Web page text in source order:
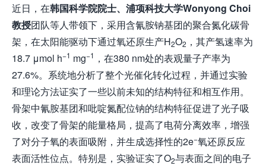
近日，在韩国科学院院士、 浦项科技大学Wonyong Choi
教授团队等人带领下，采用含氰胺钠基团的聚合氮化碳骨
架，在太阳能驱动下通过氧还原生产H2O2 ，其产氢速率为
18.7 μmol h−1 mg−1 ，在380 nm处的表观量子产率为
27.6%。系统地分析了整个光催化转化过程，并通过实验
和理论方法证实了一些以前未知的结构特征和相互作用。
骨架中氰胺基团和吡啶氮配位钠的结构特征促进了光子吸
收，改变了骨架的能量格局，提高了电荷分离效率，增强
了对分子氧的表面吸附，并生成选择性的2e−氧还原反应
表面活性位点。特别是，实验证实了O2与表面之间的电子